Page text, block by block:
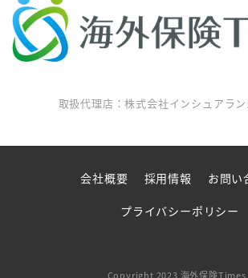
取扱代理店：株式会社インシュアラ
会社概要 採用情報 お問い
プライバシーポリシー
Copyright 2023 海外保険Times